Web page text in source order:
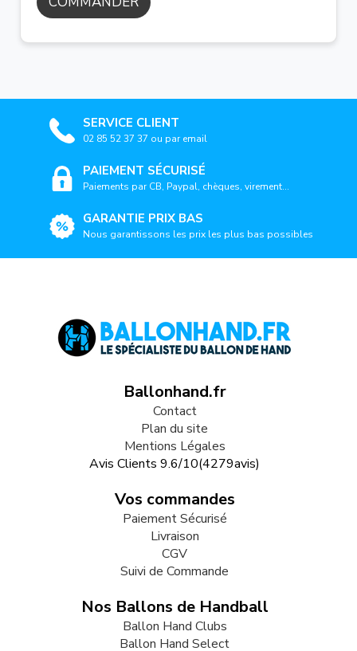
SERVICE CLIENT
02 85 52 37 37 ou par email
PAIEMENT SÉCURISÉ
Paiements par CB, Paypal, chèques, virement...
GARANTIE PRIX BAS
Nous garantissons les prix les plus bas possibles
Ballonhand.fr
Contact
Plan du site
Mentions Légales
Avis Clients 9.6/10(4279avis)
Vos commandes
Paiement Sécurisé
Livraison
CGV
Suivi de Commande
Nos Ballons de Handball
Ballon Hand Clubs
Ballon Hand Select